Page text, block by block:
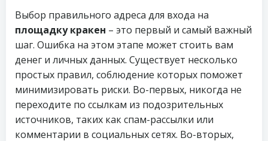
Выбор правильного адреса для входа на
площадку кракен – это первый и самый важный
шаг. Ошибка на этом этапе может стоить вам
денег и личных данных. Существует несколько
простых правил, соблюдение которых поможет
минимизировать риски. Во-первых, никогда не
переходите по ссылкам из подозрительных
источников, таких как спам-рассылки или
комментарии в социальных сетях. Во-вторых,